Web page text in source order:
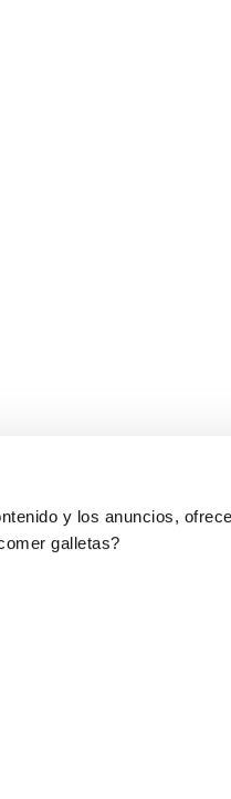
y los anuncios, ofrecer